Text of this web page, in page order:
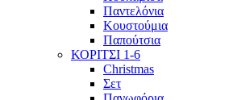
Παντελόνια
Κουστούμια
Παπούτσια
ΚΟΡΙΤΣΙ 1-6
Christmas
Σετ